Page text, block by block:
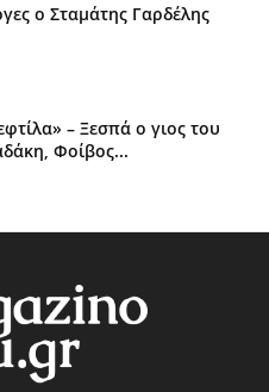
ο Σταμάτης Γαρδέλης
– Ξεσπά ο γιος του
Φοίβος...